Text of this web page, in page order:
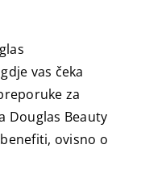
vas čeka
za
Douglas Beauty
ovisno o